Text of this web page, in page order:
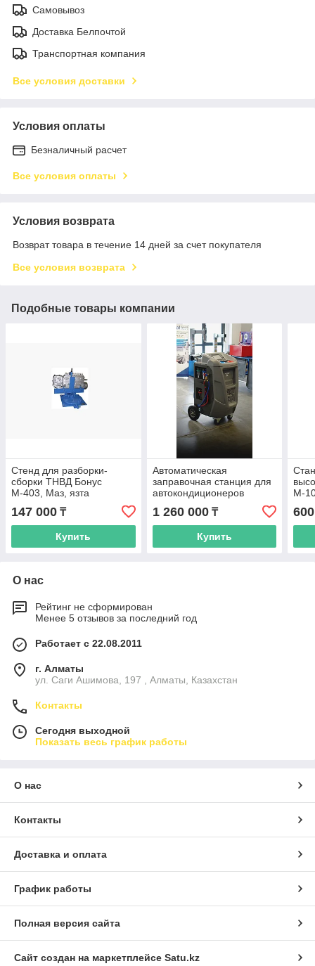
Самовывоз
Доставка Белпочтой
Транспортная компания
Все условия доставки
Условия оплаты
Безналичный расчет
Все условия оплаты
Условия возврата
Возврат товара в течение 14 дней за счет покупателя
Все условия возврата
Подобные товары компании
Стенд для разборки-
сборки ТНВД Бонус
М-403, Маз, язта
147 000 ₸
Купить
Автоматическая
заправочная станция для
автокондиционеров
Vgarazhax V500
1 260 000₸
Купить
М-
О нас
Рейтинг не сформирован
Менее 5 отзывов за последний год
Работает с 22.08.2011
г. Алматы
ул. Саги Ашимова, 197 , Алматы, Казахстан
Контакты
Сегодня выходной
Показать весь график работы
О нас
Контакты
Доставка и оплата
График работы
Полная версия сайта
Сайт создан на маркетплейсе Satu.kz